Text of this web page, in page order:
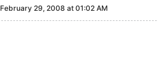
February 29, 2008 at 01:02 AM